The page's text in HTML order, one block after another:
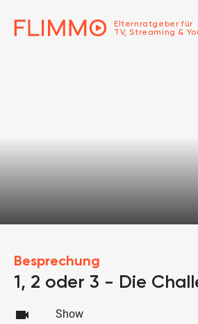
Elternratgeber für
TV, Streaming &
Besprechung
1, 2 oder 3 - Die
videocam Show